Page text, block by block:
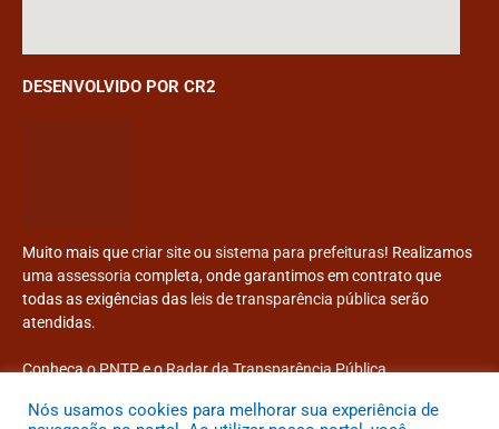
DESENVOLVIDO POR CR2
Muito mais que criar site sistema para prefeituras
! Realizamos
assessoria
completa, onde garantimos em contrato que
todas as exigências das leis de transparência pública
serão
atendidas.
Conheça o Radar da Transparência Pública
Nós usamos cookies para melhorar sua experiência de